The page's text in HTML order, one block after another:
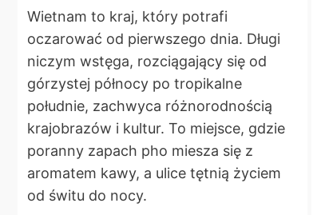
Wietnam to kraj, który potrafi
oczarować od pierwszego dnia. Długi
niczym wstęga, rozciągający się od
górzystej północy po tropikalne
południe, zachwyca różnorodnością
krajobrazów i kultur. To miejsce, gdzie
poranny zapach pho miesza się z
aromatem kawy, a ulice tętnią życiem
od świtu do nocy.